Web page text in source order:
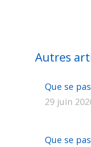
Autres
Que se
29 juin
Que se